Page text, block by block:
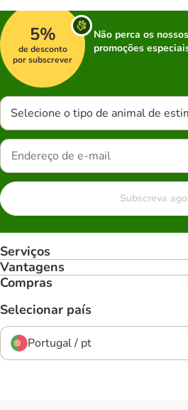
5%
de desconto
por subscrever
Não perca os
promoções
Selecione o tipo de animal de
Subscreva
Serviços
Vantagens
Compras
Selecionar país
Portugal / pt